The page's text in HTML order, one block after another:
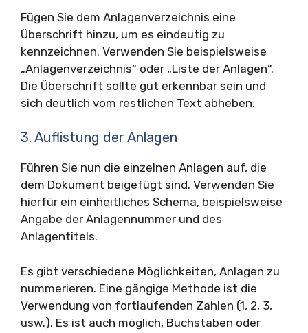
Fügen Sie dem Anlagenverzeichnis eine
Überschrift hinzu, um es eindeutig zu
kennzeichnen. Verwenden Sie beispielsweise
„Anlagenverzeichnis“ oder „Liste der Anlagen“.
Die Überschrift sollte gut erkennbar sein und
sich deutlich vom restlichen Text abheben.
3. Auflistung der Anlagen
Führen Sie nun die einzelnen Anlagen auf, die
dem Dokument beigefügt sind. Verwenden Sie
hierfür ein einheitliches Schema, beispielsweise
Angabe der Anlagennummer und des
Anlagentitels.
Es gibt verschiedene Möglichkeiten, Anlagen zu
nummerieren. Eine gängige Methode ist die
Verwendung von fortlaufenden Zahlen (1, 2, 3,
usw.). Es ist auch möglich, Buchstaben oder